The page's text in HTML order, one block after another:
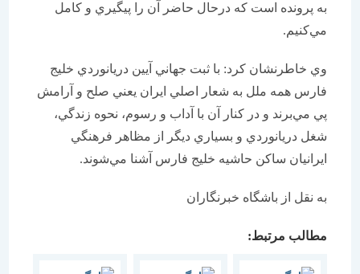
به پرونده است كه درحال حاضر آن را پيگيري و كامل
مي‌‌كنيم.
وي خاطرنشان كرد: با ثبت جهاني آيين دريانوردي خليج
فارس همه ملل به شعار اصلي ايران يعني صلح و آرامش
پي مي‌برند و در كنار آن با آداب و رسوم، نحوه زندگي،
شغل دريانوردي و بسياري ديگر از مظاهر فرهنگي
ايرانيان ساكن حاشيه خليج فارس آشنا مي‌شوند.
به نقل از باشگاه خبرنگاران
مطالب مرتبط: